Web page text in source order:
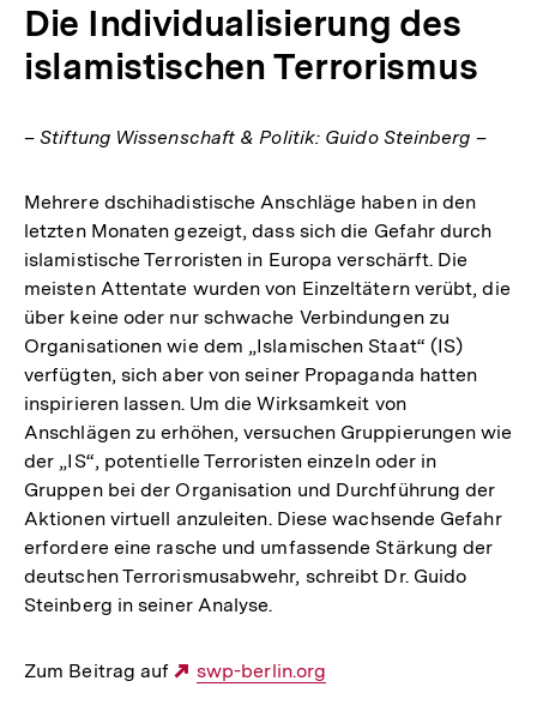
Die Individualisierung des
islamistischen Terrorismus
– Stiftung Wissenschaft & Politik: Guido Steinberg –
Mehrere dschihadistische Anschläge haben in den
letzten Monaten gezeigt, dass sich die Gefahr durch
islamistische Terroristen in Europa verschärft. Die
meisten Attentate wurden von Einzeltätern verübt, die
über keine oder nur schwa­che Verbindungen zu
Organisationen wie dem „Islamischen Staat“ (IS)
verfügten, sich aber von seiner Propaganda hatten
inspirieren lassen. Um die Wirksamkeit von
Anschlägen zu erhöhen, versuchen Gruppierungen wie
der „IS“, potentielle Terroristen einzeln oder in
Gruppen bei der Organi­sation und Durchführung der
Aktionen virtuell anzuleiten. Diese wachsende Gefahr
erfordere eine rasche und umfassende Stärkung der
deutschen Terrorismusabwehr, schreibt Dr. Guido
Steinberg in seiner Analyse.
Zum Beitrag auf
Externer
swp-berlin.org